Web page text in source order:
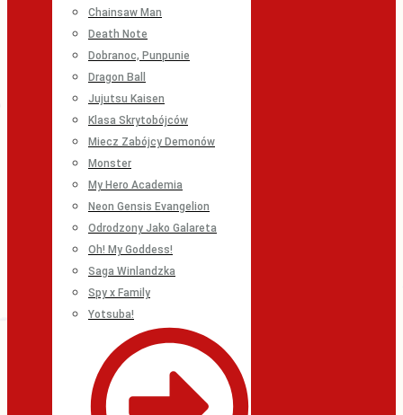
Chainsaw Man
Death Note
Dobranoc, Punpunie
Dragon Ball
Jujutsu Kaisen
Klasa Skrytobójców
Miecz Zabójcy Demonów
Monster
My Hero Academia
Neon Gensis Evangelion
Odrodzony Jako Galareta
Oh! My Goddess!
Saga Winlandzka
Spy x Family
Yotsuba!